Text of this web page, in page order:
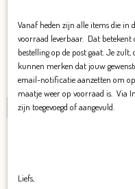
Legging Eef
Legging Eef Deze legging is gemaakt
€ 19,95
Op voorraad
IN WINKELWAGEN
Vanaf heden zijn alle items die in
voorraad leverbaar. Dat
bestelling op de post gaat. Je
kunnen merken dat jouw
email-notificatie aanzetten om
maatje weer op voorraad is. Via
zijn toegevoegd of aangevuld.
Liefs,